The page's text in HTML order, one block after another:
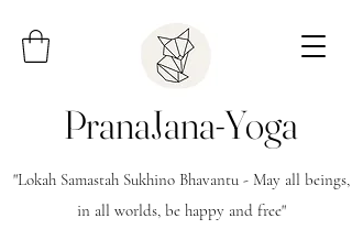
PranaJana-Yoga
"Lokah Samastah Sukhino Bhavantu - May all beings,
in all worlds, be happy and free"